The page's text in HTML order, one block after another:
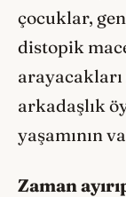
çocuklar,
distopik
arkadaşlık
yaşamının
Zaman